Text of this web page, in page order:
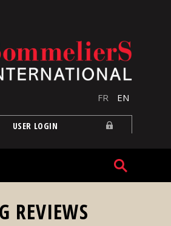
FR EN
USER LOGIN
REVIEWS